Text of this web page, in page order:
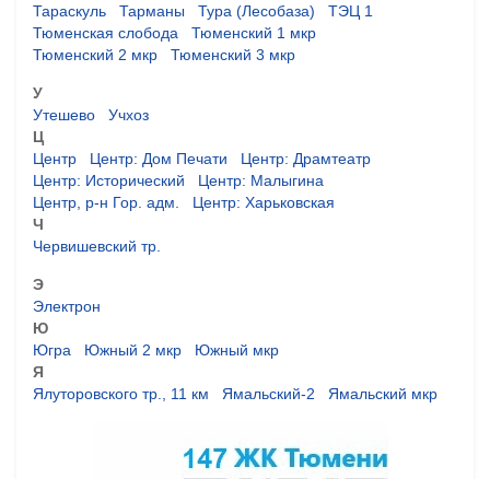
Тараскуль
Тарманы Тура (Лесобаза)
ТЭЦ 1
Тюменская слобода
Тюменский 1 мкр
Тюменский 2 мкр
Тюменский 3 мкр
У
Утешево
Учхоз
Ц
Центр
Центр: Дом Печати
Центр: Драмтеатр
Центр: Исторический
Центр: Малыгина
Центр, р-н Гор. адм.
Центр: Харьковская
Ч
Червишевский тр.
Э
Электрон
Ю
Югра
Южный 2 мкр
Южный мкр
Я
Ялуторовского тр., 11 км
Ямальский-2 Ямальский мкр